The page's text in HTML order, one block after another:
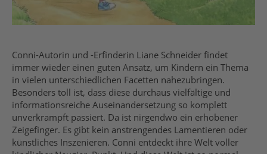
Conni-Autorin und -Erfinderin Liane Schneider findet
immer wieder einen guten Ansatz, um Kindern ein Thema
in vielen unterschiedlichen Facetten nahezubringen.
Besonders toll ist, dass diese durchaus vielfältige und
informationsreiche Auseinandersetzung so komplett
unverkrampft passiert. Da ist nirgendwo ein erhobener
Zeigefinger. Es gibt kein anstrengendes Lamentieren oder
künstliches Inszenieren. Conni entdeckt ihre Welt voller